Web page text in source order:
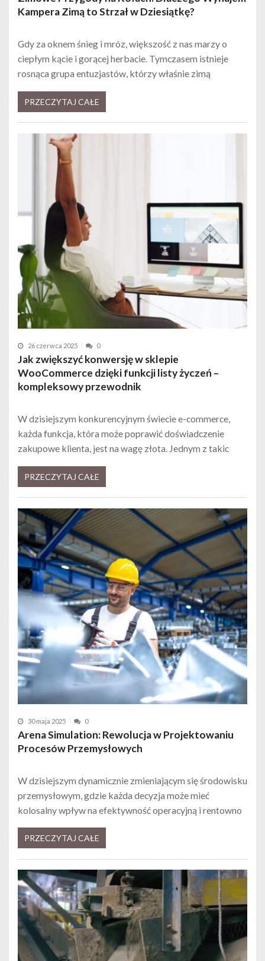
Kampera Zimą to Strzał w Dziesiątkę?
Gdy za oknem śnieg i mróz, większość z nas marzy o
ciepłym kącie i gorącej herbacie. Tymczasem istnieje
rosnąca grupa entuzjastów, którzy właśnie zimą
PRZECZYTAJ CAŁE
26 czerwca 2025 0
Jak zwiększyć konwersję w sklepie
WooCommerce dzięki funkcji listy życzeń –
kompleksowy przewodnik
W dzisiejszym konkurencyjnym świecie e-commerce,
każda funkcja, która może poprawić doświadczenie
zakupowe klienta, jest na wagę złota. Jednym z takic
PRZECZYTAJ CAŁE
30 maja 2025 0
Arena Simulation: Rewolucja w Projektowaniu
Procesów Przemysłowych
W dzisiejszym dynamicznie zmieniającym się środowisku
przemysłowym, gdzie każda decyzja może mieć
kolosalny wpływ na efektywność operacyjną i rentowno
PRZECZYTAJ CAŁE